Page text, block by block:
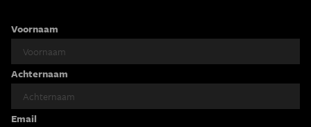
Voornaam
Achternaam
Email